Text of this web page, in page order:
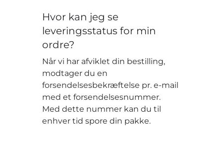
Hvor kan jeg se
leveringsstatus for min
ordre?
Når vi har afviklet din bestilling,
modtager du en
forsendelsesbekræftelse pr. e-mail
med et forsendelsesnummer.
Med dette nummer kan du til
enhver tid spore din pakke.